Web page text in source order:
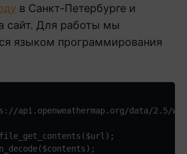
в Санкт-Петербурге и
сайт. Для работы мы
языком программирования
data/2.5/